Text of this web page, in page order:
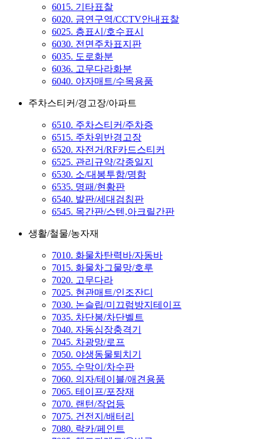
6015. 기타표찰
6020. 금연구역/CCTV안내표찰
6025. 층표시/호수표시
6030. 전면주차표지판
6035. 도로화분
6036. 고무다라화분
6040. 야자매트/수목용품
주차스티커/경고장/아파트
6510. 주차스티커/주차증
6515. 주차위반경고장
6520. 자전거/RF카드스티커
6525. 관리규약/각종일지
6530. 소/대봉투함/명함
6535. 명패/현황판
6540. 발판/세대검침판
6545. 목간판/스텐,아크릴간판
생활/철물/농자재
7010. 화물차탄력바/자동바
7015. 화물차그물망/호루
7020. 고무다라
7025. 현관매트/인조잔디
7030. 논슬립/미끄럼방지테이프
7035. 차단봉/차단벨트
7040. 자동심장충격기
7045. 차광망/로프
7050. 야생동물퇴치기
7055. 수막이/차수판
7060. 의자/테이블/애견용품
7065. 테이프/포장재
7070. 랜턴/작업등
7075. 건전지/배터리
7080. 락카/페인트